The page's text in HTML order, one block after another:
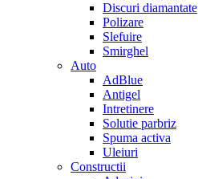
Discuri diamantate
Polizare
Slefuire
Smirghel
Auto
AdBlue
Antigel
Intretinere
Solutie parbriz
Spuma activa
Uleiuri
Constructii